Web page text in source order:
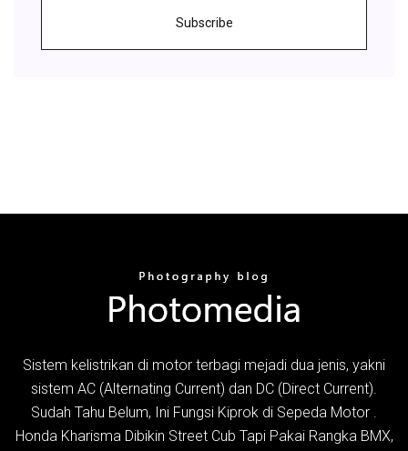
Subscribe
Sistem kelistrikan di motor terbagi mejadi dua jenis, yakni
sistem AC (Alternating Current) dan DC (Direct Current).
Sudah Tahu Belum, Ini Fungsi Kiprok di Sepeda Motor .
Honda Kharisma Dibikin Street Cub Tapi Pakai Rangka BMX,